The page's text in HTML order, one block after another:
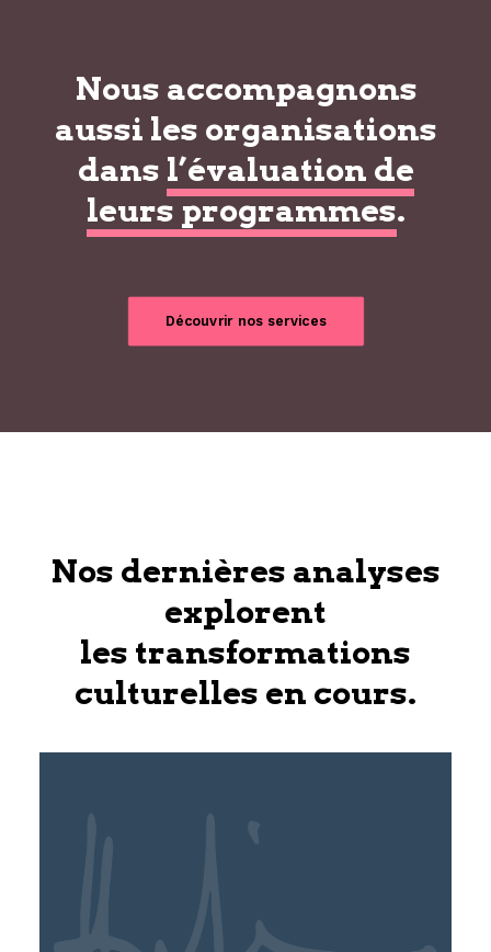
Nous accompagnons
aussi les organisations
dans l’évaluation de
leurs programmes.
Découvrir nos services
Nos dernières analyses
explorent
les transformations
culturelles en cours.